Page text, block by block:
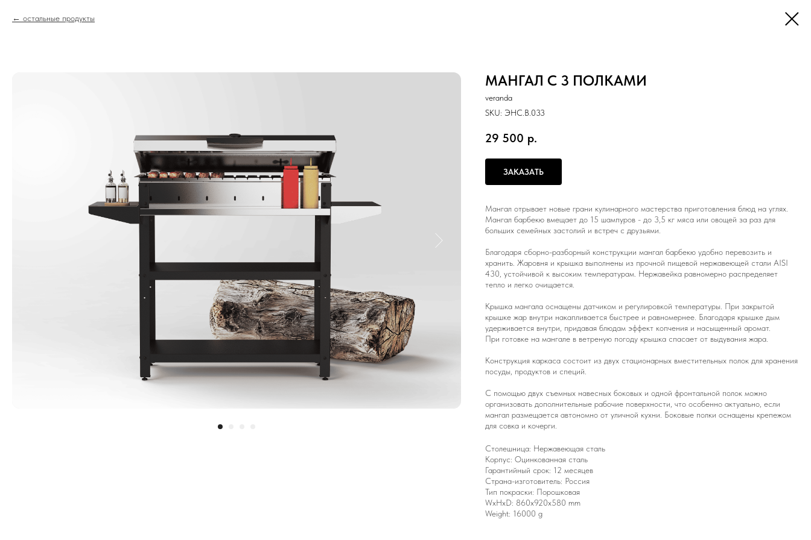
остальные продукты
МАНГАЛ С 3 ПОЛКАМИ
veranda
SKU: ЭНС.B.033
29 500 р.
ЗАКАЗАТЬ
Мангал отрывает новые грани кулинарного мастерства приготовления блюд на углях.
Мангал барбекю вмещает до 15 шампуров - до 3,5 кг мяса или овощей за раз для
больших семейных застолий и встреч с друзьями.
Благодаря сборно-разборный конструкции мангал барбекю удобно перевозить и
хранить. Жаровня и крышка выполнены из прочной пищевой нержавеющей стали AISI
430, устойчивой к высоким температурам. Нержавейка равномерно распределяет
тепло и легко очищается.
Крышка мангала оснащены датчиком и регулировкой температуры. При закрытой
крышке жар внутри накапливается быстрее и равномернее. Благодаря крышке дым
удерживается внутри, придавая блюдам эффект копчения и насыщенный аромат.
При готовке на мангале в ветреную погоду крышка спасает от выдувания жара.
Конструкция каркаса состоит из двух стационарных вместительных полок для хранения
посуды, продуктов и специй.
С помощью двух съемных навесных боковых и одной фронтальной полок можно
организовать дополнительные рабочие поверхности, что особенно актуально, если
мангал размещается автономно от уличной кухни. Боковые полки оснащены крепежом
для совка и кочерги.
Столешница: Нержавеющая сталь
Корпус: Оцинкованная сталь
Гарантийный срок: 12 месяцев
Страна-изготовитель: Россия
Тип покраски: Порошковая
WxHxD: 860x920x580 mm
Weight: 16000 g